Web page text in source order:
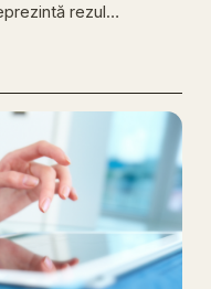
rezul…